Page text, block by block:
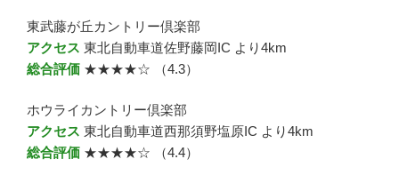
東武藤が丘カントリー倶楽部
アクセス 東北自動車道佐野藤岡IC より4km
総合評価 ★★★★☆ （4.3）
ホウライカントリー倶楽部
アクセス 東北自動車道西那須野塩原IC より4km
総合評価 ★★★★☆ （4.4）